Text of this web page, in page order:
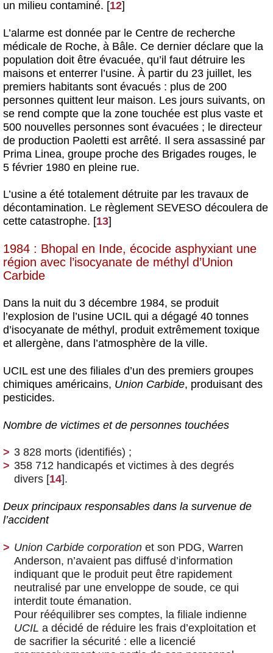
un milieu contaminé. [12]
L’alarme est donnée par le Centre de recherche
médicale de Roche, à Bâle. Ce dernier déclare que la
population doit être évacuée, qu’il faut détruire les
maisons et enterrer l’usine. À partir du 23 juillet, les
premiers habitants sont évacués : plus de 200
personnes quittent leur maison. Les jours suivants, on
se rend compte que la zone touchée est plus vaste et
500 nouvelles personnes sont évacuées ; le directeur
de production Paoletti est arrêté. Il sera assassiné par
Prima Linea, groupe proche des Brigades rouges, le
5 février 1980 en pleine rue.
L’usine a été totalement détruite par les travaux de
décontamination. Le règlement SEVESO découlera de
cette catastrophe. [13]
1984 : Bhopal en Inde, écocide asphyxiant une
région avec l’isocyanate de méthyl d’Union
Carbide
Dans la nuit du 3 décembre 1984, se produit
l’explosion de l’usine UCIL qui a dégagé 40 tonnes
d’isocyanate de méthyl, produit extrêmement toxique
et allergène, dans l’atmosphère de la ville.
UCIL est une des filiales d’un des premiers groupes
chimiques américains, Union Carbide, produisant des
pesticides.
Nombre de victimes et de personnes touchées
3 828 morts (identifiés) ;
358 712 handicapés et victimes à des degrés
divers [14].
Deux principaux responsables dans la survenue de
l’accident
Union Carbide corporation et son PDG, Warren
Anderson, n’avaient pas diffusé d’information
indiquant que le produit peut être rapidement
neutralisé par une enveloppe de soude, ce qui
interdit toute émanation.
Pour rééquilibrer ses comptes, la filiale indienne
UCIL a décidé de réduire les frais d’exploitation et
de sacrifier la sécurité : elle a licencié